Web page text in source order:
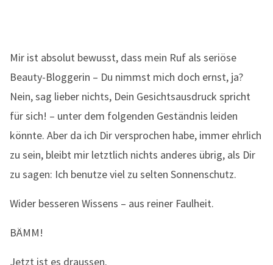
Mir ist absolut bewusst, dass mein Ruf als seriöse
Beauty-Bloggerin – Du nimmst mich doch ernst, ja?
Nein, sag lieber nichts, Dein Gesichtsausdruck spricht
für sich! – unter dem folgenden Geständnis leiden
könnte. Aber da ich Dir versprochen habe, immer ehrlich
zu sein, bleibt mir letztlich nichts anderes übrig, als Dir
zu sagen: Ich benutze viel zu selten Sonnenschutz.
Wider besseren Wissens – aus reiner Faulheit.
BÄMM!
Jetzt ist es draussen.